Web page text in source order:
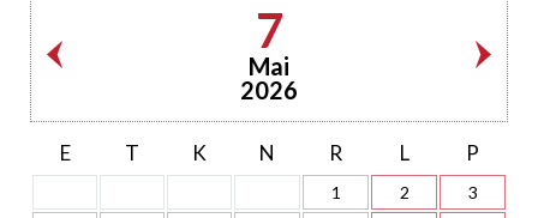
7
Mai
2026
E T K N R L P
1 2
3